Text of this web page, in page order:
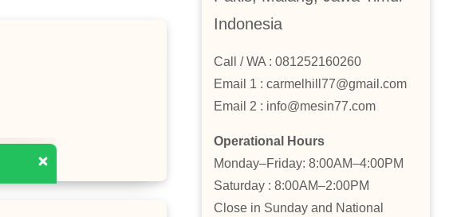
Indonesia
Call / WA : 081252160260
Email 1 : carmelhill77@gmail.com
Email 2 : info@mesin77.com
Operational Hours
Monday–Friday: 8:00AM–4:00PM
Saturday : 8:00AM–2:00PM
Close in Sunday and National